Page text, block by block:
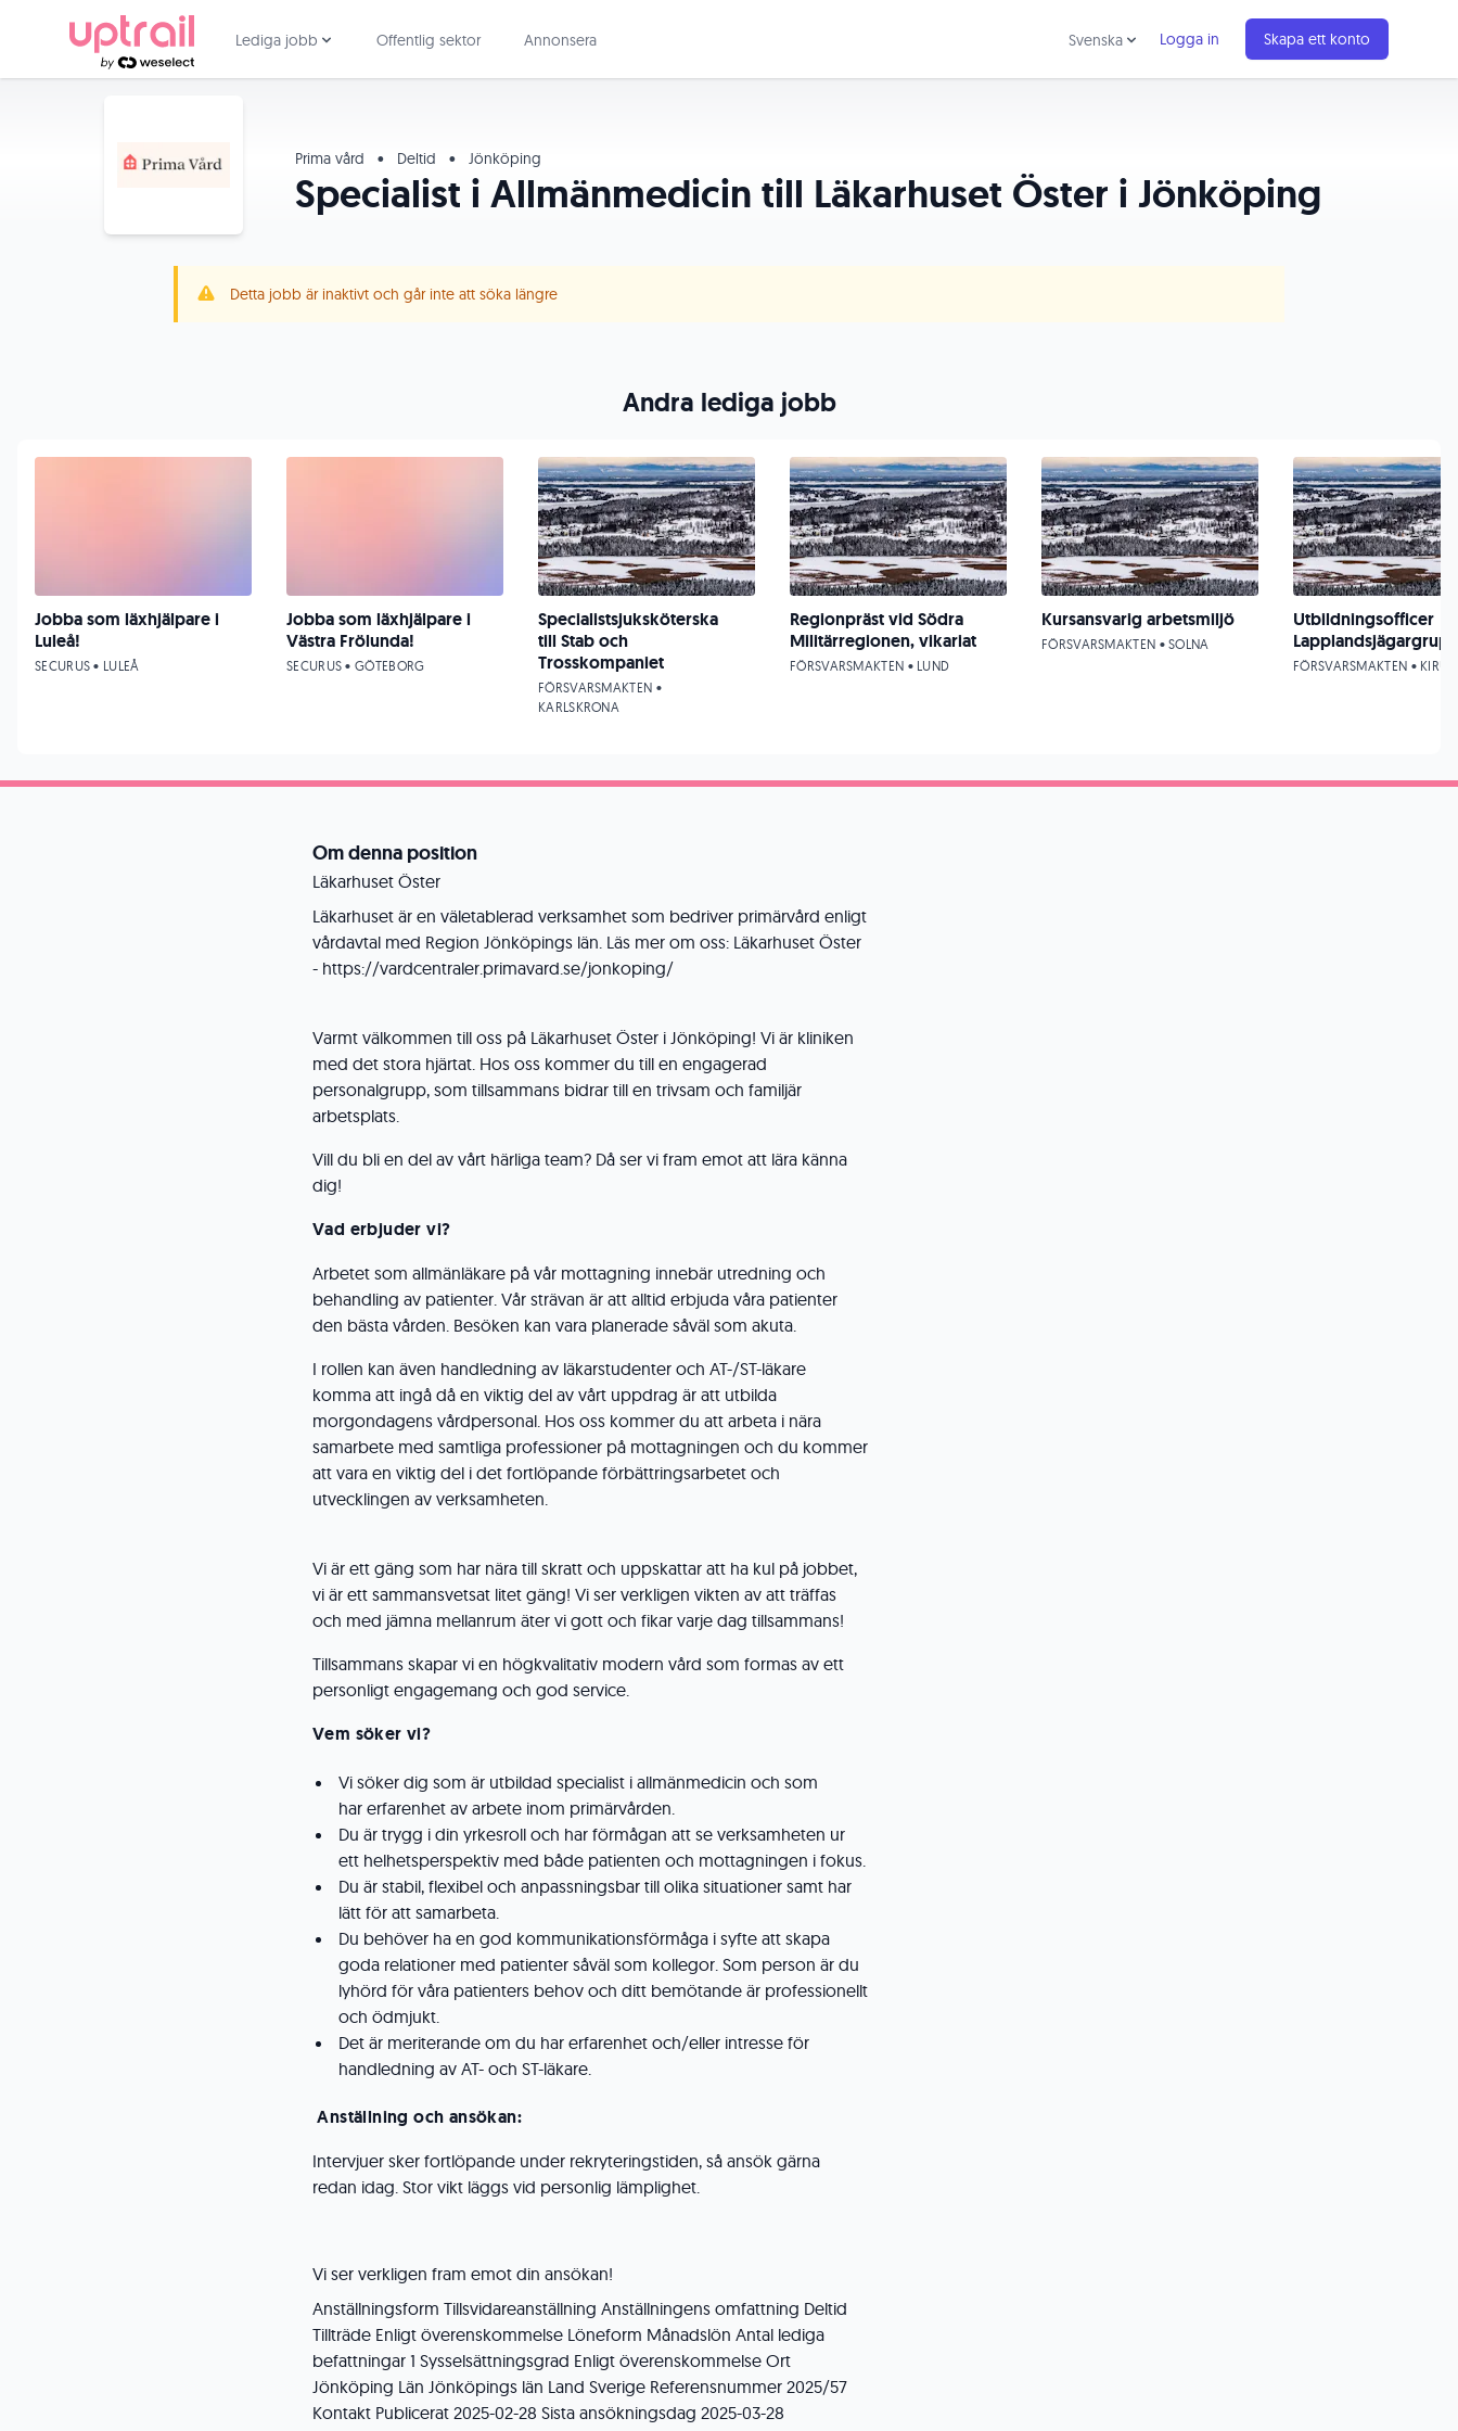
Lediga jobb Offentlig sektor Annonsera Svenska Logga in Skapa ett konto
Prima vård • Deltid • Jönköping
Specialist i Allmänmedicin till Läkarhuset Öster i Jönköping
Detta jobb är inaktivt och går inte att söka längre
Om denna position
Läkarhuset Öster
Läkarhuset är en väletablerad verksamhet som bedriver primärvård enligt
vårdavtal med Region Jönköpings län. Läs mer om oss: Läkarhuset Öster
- https://vardcentraler.primavard.se/jonkoping/
Varmt välkommen till oss på Läkarhuset Öster i Jönköping! Vi är kliniken
med det stora hjärtat. Hos oss kommer du till en engagerad
personalgrupp, som tillsammans bidrar till en trivsam och familjär
arbetsplats.
Vill du bli en del av vårt härliga team? Då ser vi fram emot att lära känna
dig!
Vad erbjuder vi?
Arbetet som allmänläkare på vår mottagning innebär utredning och
behandling av patienter. Vår strävan är att alltid erbjuda våra patienter
den bästa vården. Besöken kan vara planerade såväl som akuta.
I rollen kan även handledning av läkarstudenter och AT-/ST-läkare
komma att ingå då en viktig del av vårt uppdrag är att utbilda
morgondagens vårdpersonal. Hos oss kommer du att arbeta i nära
samarbete med samtliga professioner på mottagningen och du kommer
att vara en viktig del i det fortlöpande förbättringsarbetet och
utvecklingen av verksamheten.
Vi är ett gäng som har nära till skratt och uppskattar att ha kul på jobbet,
vi är ett sammansvetsat litet gäng! Vi ser verkligen vikten av att träffas
och med jämna mellanrum äter vi gott och fikar varje dag tillsammans!
Tillsammans skapar vi en högkvalitativ modern vård som formas av ett
personligt engagemang och god service.
Vem söker vi?
Vi söker dig som är utbildad specialist i allmänmedicin och som
har erfarenhet av arbete inom primärvården.
Du är trygg i din yrkesroll och har förmågan att se verksamheten ur
ett helhetsperspektiv med både patienten och mottagningen i fokus.
Du är stabil, flexibel och anpassningsbar till olika situationer samt har
lätt för att samarbeta.
Du behöver ha en god kommunikationsförmåga i syfte att skapa
goda relationer med patienter såväl som kollegor. Som person är du
lyhörd för våra patienters behov och ditt bemötande är professionellt
och ödmjukt.
Det är meriterande om du har erfarenhet och/eller intresse för
handledning av AT- och ST-läkare.
Anställning och ansökan:
Intervjuer sker fortlöpande under rekryteringstiden, så ansök gärna
redan idag. Stor vikt läggs vid personlig lämplighet.
Vi ser verkligen fram emot din ansökan!
Anställningsform Tillsvidareanställning Anställningens omfattning Deltid
Tillträde Enligt överenskommelse Löneform Månadslön Antal lediga
befattningar 1 Sysselsättningsgrad Enligt överenskommelse Ort
Jönköping Län Jönköpings län Land Sverige Referensnummer 2025/57
Kontakt Publicerat 2025-02-28 Sista ansökningsdag 2025-03-28
Andra lediga jobb
Jobba som läxhjälpare i
Luleå!
SECURUS • LULEÅ
Jobba som läxhjälpare i
Västra Frölunda!
SECURUS • GÖTEBORG
Specialistsjuksköterska
till Stab och
Trosskompaniet
FÖRSVARSMAKTEN •
KARLSKRONA
Regionpräst vid Södra
Militärregionen, vikariat
FÖRSVARSMAKTEN • LUND
Kursansvarig arbetsmiljö
FÖRSVARSMAKTEN • SOLNA
Utbildningsofficer
FÖRSVARSMAKTEN •